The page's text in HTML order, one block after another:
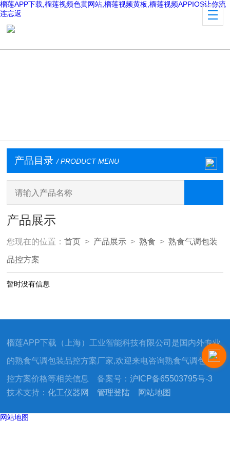
榴莲APP下载,榴莲视频色黄网站,榴莲视频黄板,榴莲视频APPIOS让你流
连忘返
产品目录 / PRODUCT MENU
产品展示
您现在的位置：首页 > 产品展示 >熟食 >熟食气调包装
品控方案
暂时没有信息
榴莲APP下载（上海）工业智能科技有限公司是国内外专业
的熟食气调包装品控方案厂家,欢迎来电咨询熟食气调包装品
控方案价格等相关信息 备案号：沪ICP备65503795号-3
技术支持：化工仪器网 管理登陆 网站地图
网站地图